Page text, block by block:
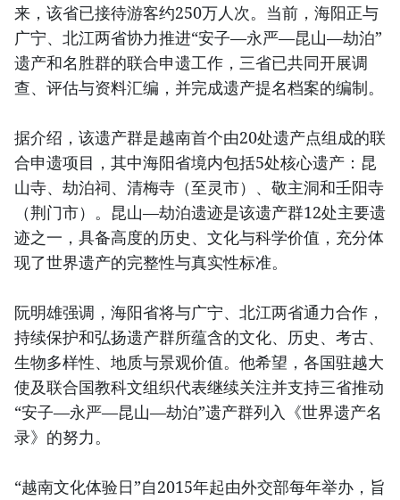
来，该省已接待游客约250万人次。当前，海阳正与
广宁、北江两省协力推进“安子—永严—昆山—劫泊”
遗产和名胜群的联合申遗工作，三省已共同开展调
查、评估与资料汇编，并完成遗产提名档案的编制。
据介绍，该遗产群是越南首个由20处遗产点组成的联
合申遗项目，其中海阳省境内包括5处核心遗产：昆
山寺、劫泊祠、清梅寺（至灵市）、敬主洞和壬阳寺
（荆门市）。昆山—劫泊遗迹是该遗产群12处主要遗
迹之一，具备高度的历史、文化与科学价值，充分体
现了世界遗产的完整性与真实性标准。
阮明雄强调，海阳省将与广宁、北江两省通力合作，
持续保护和弘扬遗产群所蕴含的文化、历史、考古、
生物多样性、地质与景观价值。他希望，各国驻越大
使及联合国教科文组织代表继续关注并支持三省推动
“安子—永严—昆山—劫泊”遗产群列入《世界遗产名
录》的努力。
“越南文化体验日”自2015年起由外交部每年举办，旨